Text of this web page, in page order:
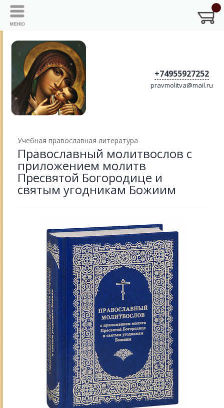
+74955927252
pravmolitva@mail.ru
Учебная православная литература
Православный молитвослов с
приложением молитв
Пресвятой Богородице и
святым угодникам Божиим